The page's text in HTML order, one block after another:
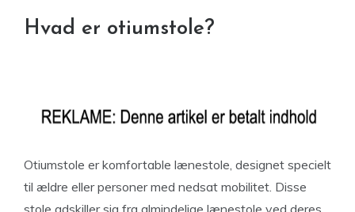
Hvad er otiumstole?
Otiumstole er komfortable lænestole, designet specielt
til ældre eller personer med nedsat mobilitet. Disse
stole adskiller sig fra almindelige lænestole ved deres